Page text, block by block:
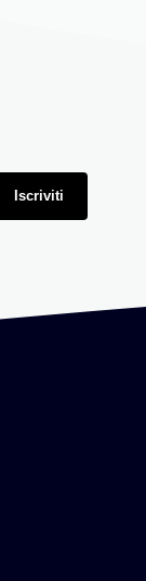
Iscriviti